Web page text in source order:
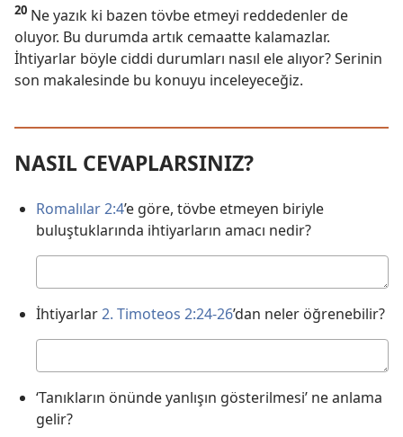
20 Ne yazık ki bazen tövbe etmeyi reddedenler de
oluyor. Bu durumda artık cemaatte kalamazlar.
İhtiyarlar böyle ciddi durumları nasıl ele alıyor? Serinin
son makalesinde bu konuyu inceleyeceğiz.
NASIL CEVAPLARSINIZ?
Romalılar 2:4’e göre, tövbe etmeyen biriyle
buluştuklarında ihtiyarların amacı nedir?
İhtiyarlar2. Timoteos 2:24-26’dan neler öğrenebilir?
‘Tanıkların önünde yanlışın gösterilmesi’ ne anlama
gelir?